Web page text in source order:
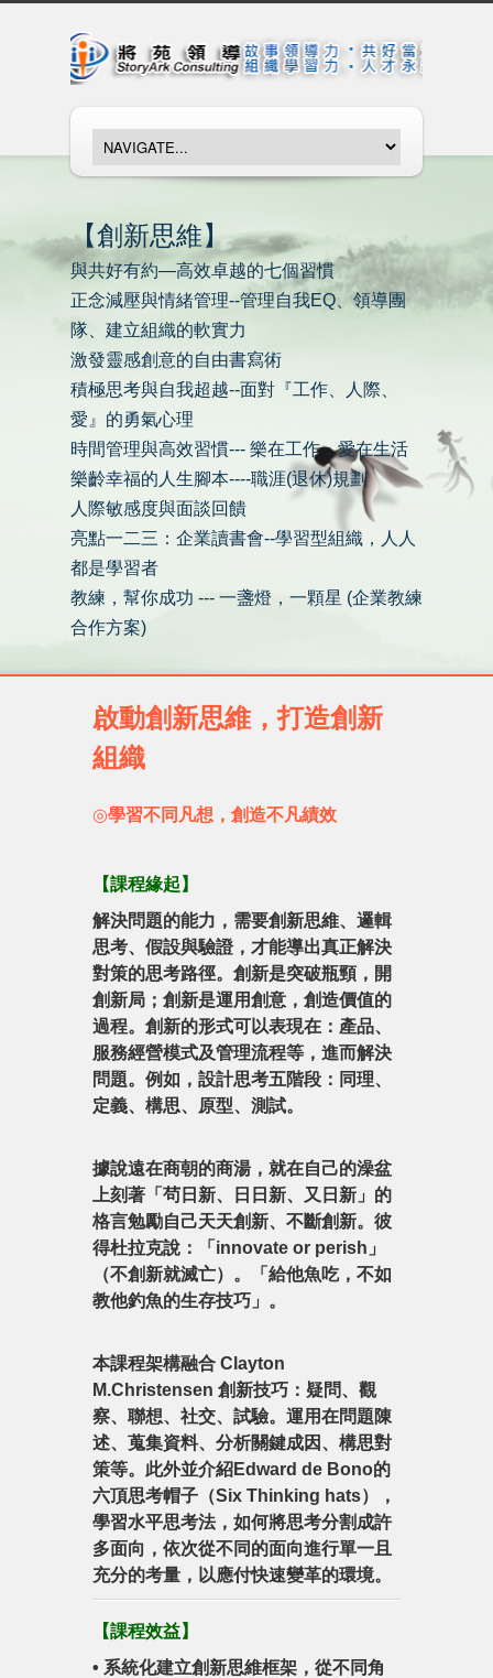
【創新思維】
與共好有約—高效卓越的七個習慣
正念減壓與情緒管理--管理自我EQ、領導團
隊、建立組織的軟實力
激發靈感創意的自由書寫術
積極思考與自我超越--面對『工作、人際、
愛』的勇氣心理
時間管理與高效習慣--- 樂在工作，愛在生活
樂齡幸福的人生腳本----職涯(退休)規劃
人際敏感度與面談回饋
亮點一二三：企業讀書會--學習型組織，人人
都是學習者
教練，幫你成功 --- 一盞燈，一顆星 (企業教練
合作方案)
啟動創新思維，打造創新
組織
◎學習不同凡想，創造不凡績效
【課程緣起 】
解決問題的能力，需要創新思維、邏輯
思考、假設與驗證，才能導出真正解決
對策的思考路徑。創新是突破瓶頸，開
創新局；創新是運用創意，創造價值的
過程。創新的形式可以表現在：產品、
服務經營模式及管理流程等，進而解決
問題。例如，設計思考五階段：同理、
定義、構思、原型、測試。
據說遠在商朝的商湯，就在自己的澡盆
上刻著「茍日新、日日新、又日新」的
格言勉勵自己天天創新、不斷創新。彼
得杜拉克說：「innovate or perish」
（不創新就滅亡）。「給他魚吃，不如
教他釣魚的生存技巧」。
本課程架構融合 Clayton
M.Christensen 創新技巧：疑問、觀
察、聯想、社交、試驗。運用在問題陳
述、蒐集資料、分析關鍵成因、構思對
策等。此外並介紹Edward de Bono的
六頂思考帽子（Six Thinking hats），
學習水平思考法，如何將思考分割成許
多面向，依次從不同的面向進行單一且
充分的考量，以應付快速變革的環境。
【課程效益】
• 系統化建立創新思維框架，從不同角